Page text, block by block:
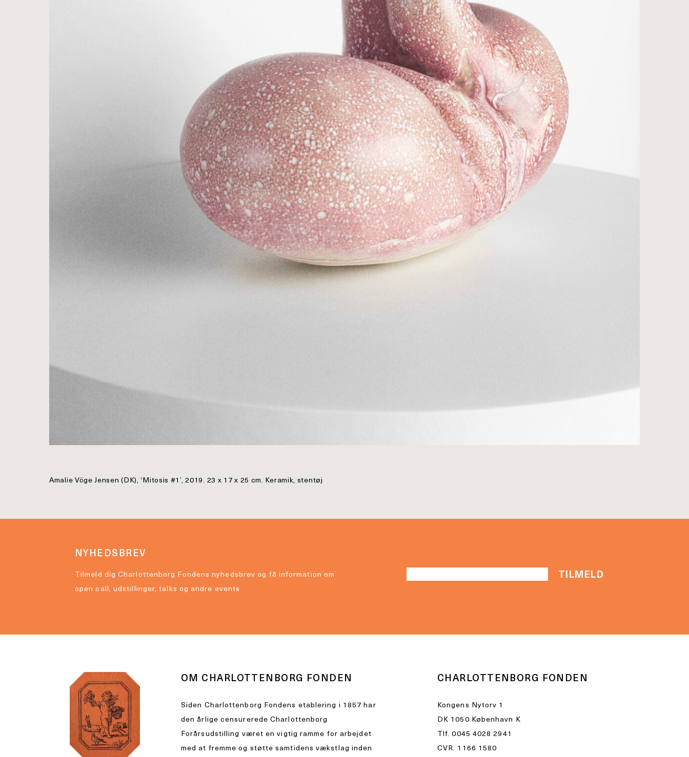
Amalie Vöge Jensen (DK), ‘Mitosis #1’, 2019. 23 x 17 x 25 cm. Keramik, stentøj
NYHEDSBREV
Tilmeld dig Charlottenborg Fondens nyhedsbrev og få information om
open call, udstillinger, talks og andre events
OM CHARLOTTENBORG FONDEN
Siden Charlottenborg Fondens etablering i 1857 har
den årlige censurerede Charlottenborg
Forårsudstilling været en vigtig ramme for arbejdet
med at fremme og støtte samtidens vækstlag inden
CHARLOTTENBORG FONDEN
Kongens Nytorv 1
DK 1050 København K
Tlf.0045 4028 2941
CVR. 1166 1580